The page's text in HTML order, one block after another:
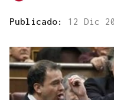
Publicado: 12 Dic